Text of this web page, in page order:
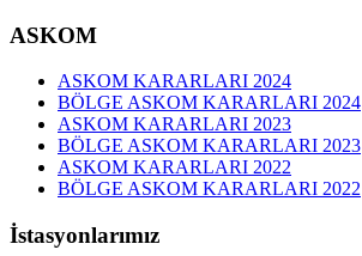
ASKOM
ASKOM KARARLARI 2024
BÖLGE ASKOM KARARLARI 2024
ASKOM KARARLARI 2023
BÖLGE ASKOM KARARLARI 2023
ASKOM KARARLARI 2022
BÖLGE ASKOM KARARLARI 2022
İstasyonlarımız